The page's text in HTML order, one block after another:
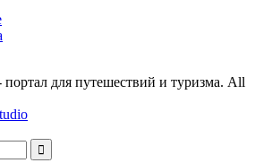
для путешествий и туризма. All